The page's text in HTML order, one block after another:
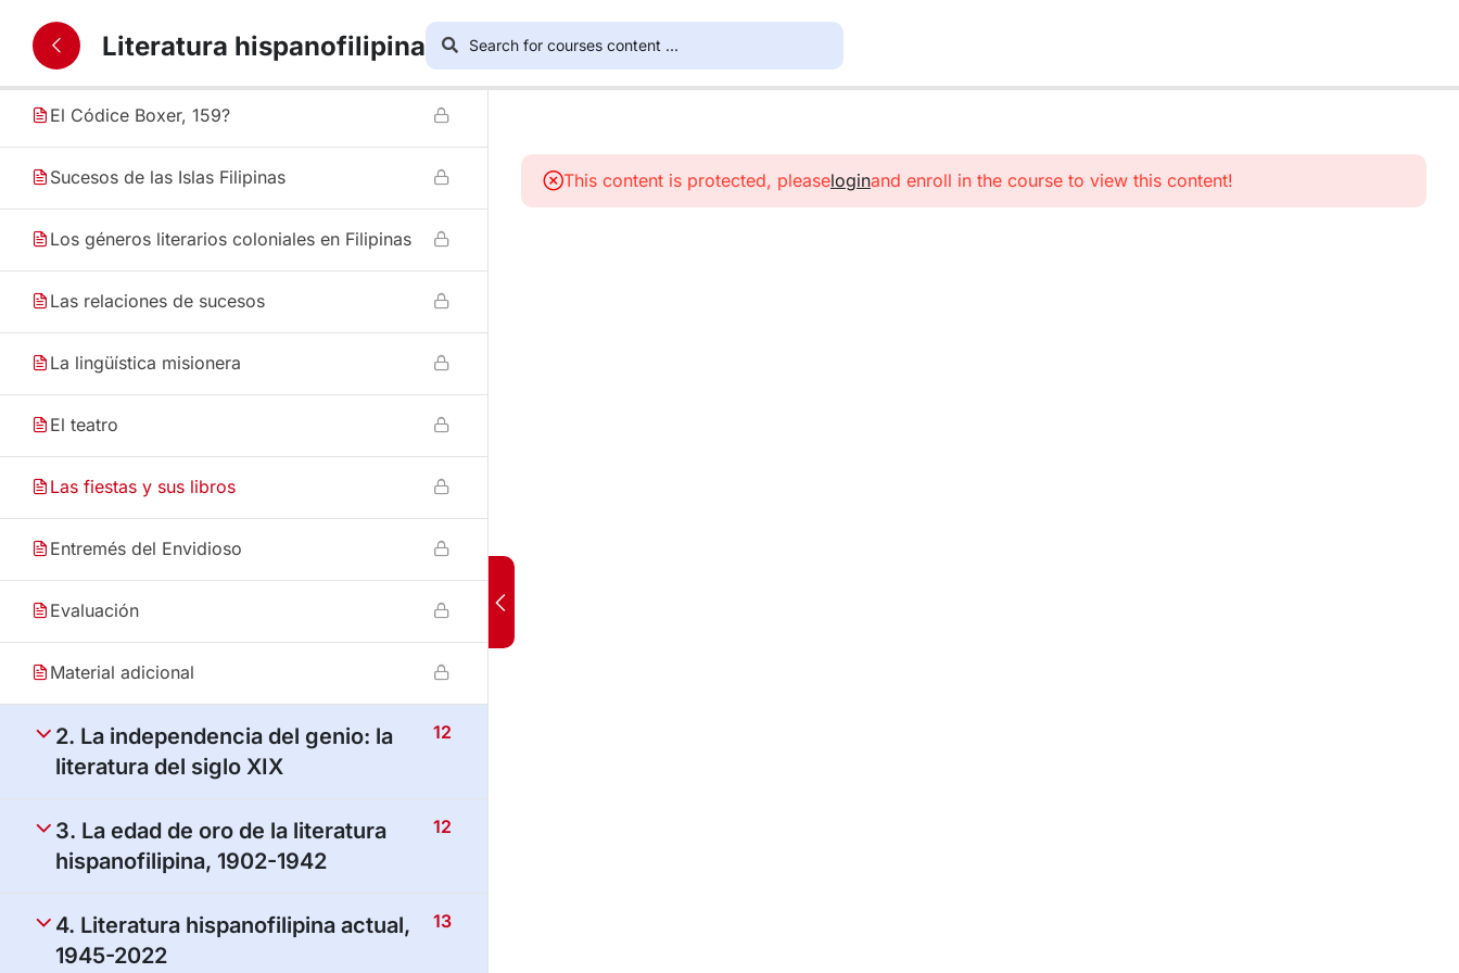
El tornaviaje: rasgos y peculiaridades
El Códice Boxer, 159?
Sucesos de las Islas Filipinas
Los géneros literarios coloniales en Filipinas
Las relaciones de sucesos
La lingüística misionera
El teatro
Las fiestas y sus libros
Entremés del Envidioso
Evaluación
Material adicional
2. La independencia del genio: la
literatura del siglo XIX
12
3. La edad de oro de la literatura
hispanofilipina, 1902-1942
12
4. Literatura hispanofilipina actual,
1945-2022
13
Literatura hispanofilipina
This content is protected, pleaseloginand enroll in the course to view this content!